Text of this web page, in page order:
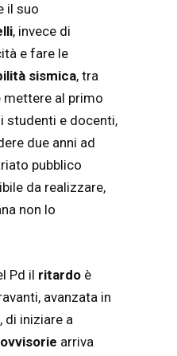
il suo
, invece di
e fare le
sismica, tra
mettere al primo
studenti e docenti,
due anni ad
pubblico
da realizzare,
non lo
Pd il ritardo è
avanzata in
di iniziare a
arriva